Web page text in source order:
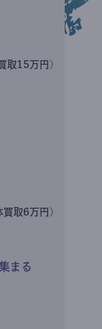
取15万円)
買取6万円)
まる